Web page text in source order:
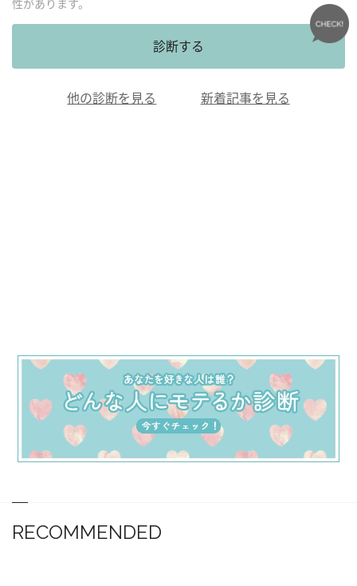
性があります。
診断する
他の診断を見る 新着記事を見る
RECOMMENDED